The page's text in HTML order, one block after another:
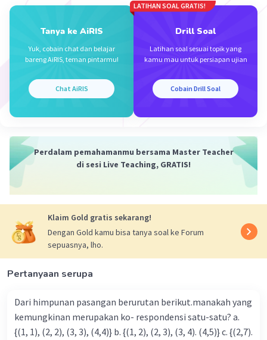
2.(p+l) ≤ 50
p+l ≤ 50:2
p+l ≤ 25
3x +1 ≤ 25
x ≤ 24 : 3
Mencari panjang
= 16 -1
= 15 m
Mencari lebar
= x + 2
= 8 +2
= 10 m
= p.l
= 15. 10
= 150 cm²
Tanya ke AiRIS
Yuk, cobain chat dan belajar
bareng AiRIS, teman pintarmu!
Chat AiRIS
LATIHAN SOAL GRATIS!
Drill Soal
Latihan soal sesuai topik yang
kamu mau untuk persiapan ujian
Cobain Drill Soal
Perdalam pemahamanmu bersama Master Teacher
di sesi Live Teaching, GRATIS!
Klaim Gold gratis sekarang!
Dengan Gold kamu bisa tanya soal ke Forum
sepuasnya, lho.
Pertanyaan serupa
Dari himpunan pasangan berurutan berikut.manakah yang
kemungkinan merupakan ko- respondensi satu-satu? a.
{(1, 1), (2, 2), (3, 3), (4,4)} b. {(1, 2), (2, 3), (3, 4). (4,5)} c. {(2,7).